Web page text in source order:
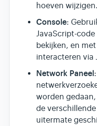
hoeven wijzigen.
Console:
JavaScript-
bekijken, en
interacteren via
Network Paneel
worden
de
uitermate